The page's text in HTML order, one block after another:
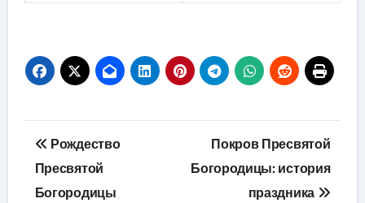
Навігація
записів
Рождество
Пресвятой
Богородицы
Покров Пресвятой
Богородицы: история
праздника